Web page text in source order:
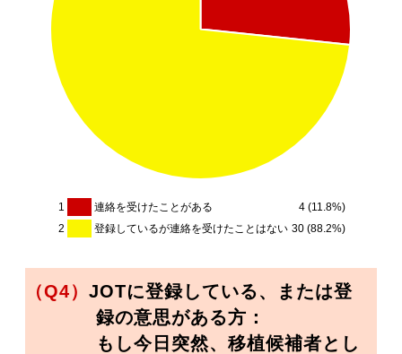
1 連絡を受けたことがある
4 (11.8%)
2
登録しているが連絡を受けたことはない 30 (88.2%)
（Q4）JOTに登録している、または登
録の意思がある方：
もし今日突然、移植候補者とし